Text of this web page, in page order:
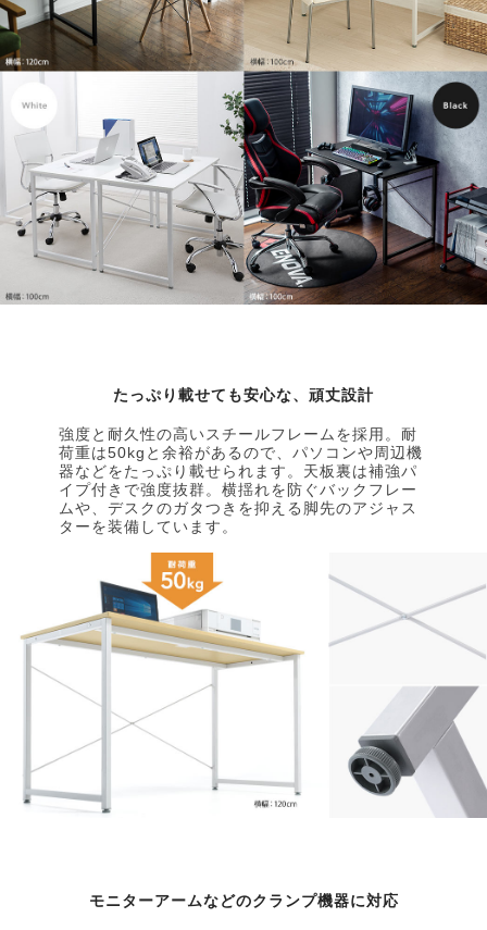
たっぷり載せても安心な、頑丈設計
強度と耐久性の高いスチールフレームを採用。耐
荷重は50kgと余裕があるので、パソコンや周辺機
器などをたっぷり載せられます。天板裏は補強パ
イプ付きで強度抜群。横揺れを防ぐバックフレー
ムや、デスクのガタつきを抑える脚先のアジャス
ターを装備しています。
モニターアームなどのクランプ機器に対応